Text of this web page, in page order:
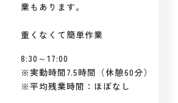
業もあります。
重くなくて簡単作業
8:30～17:00
※実動時間7.5時間（休憩60分）
※平均残業時間：ほぼなし